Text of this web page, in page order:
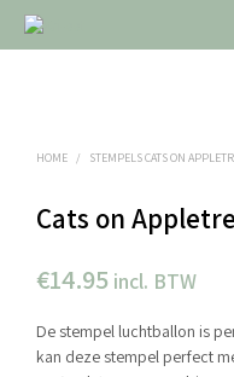
HOME / STEMPELS CATS ON
Cats on
€14.95 incl. BTW
De stempel luchtballon is
kan deze stempel perfect